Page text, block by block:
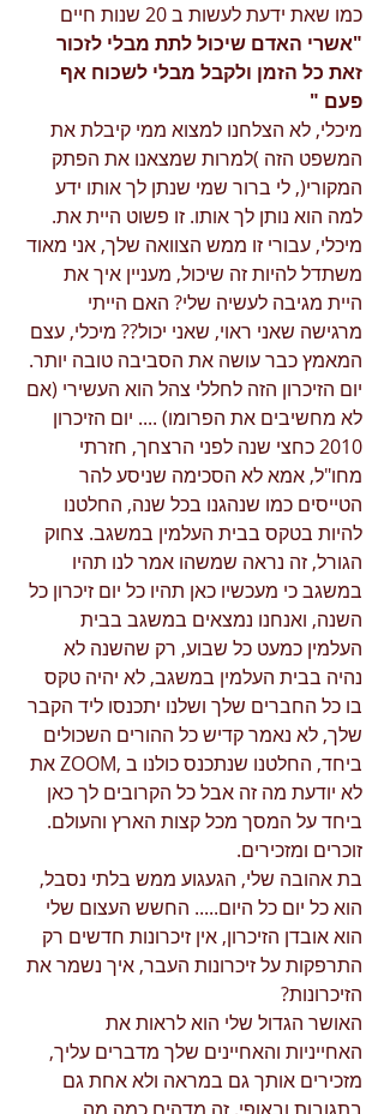
כמו שאת ידעת לעשות ב 20 שנות חיים
"אשרי האדם שיכול לתת מבלי לזכור
זאת כל הזמן ולקבל מבלי לשכוח אף
פעם "
מיכלי, לא הצלחנו למצוא ממי קיבלת את
המשפט הזה )למרות שמצאנו את הפתק
המקורי(, לי ברור שמי שנתן לך אותו ידע
למה הוא נותן לך אותו. זו פשוט היית את.
מיכלי, עבורי זו ממש הצוואה שלך, אני מאוד
משתדל להיות זה שיכול, מעניין איך את
היית מגיבה לעשיה שלי? האם הייתי
מרגישה שאני ראוי, שאני יכול?? מיכלי, עצם
המאמץ כבר עושה את הסביבה טובה יותר.
יום הזיכרון הזה לחללי צהל הוא העשירי (אם
לא מחשיבים את הפרומו) .... יום הזיכרון
2010 כחצי שנה לפני הרצחך, חזרתי
מחו"ל, אמא לא הסכימה שניסע להר
הטייסים כמו שנהגנו בכל שנה, החלטנו
להיות בטקס בבית העלמין במשגב. צחוק
הגורל, זה נראה שמשהו אמר לנו תהיו
במשגב כי מעכשיו כאן תהיו כל יום זיכרון כל
השנה, ואנחנו נמצאים במשגב בבית
העלמין כמעט כל שבוע, רק שהשנה לא
נהיה בבית העלמין במשגב, לא יהיה טקס
בו כל החברים שלך ושלנו יתכנסו ליד הקבר
שלך, לא נאמר קדיש כל ההורים השכולים
ביחד, החלטנו שנתכנס כולנו ב ,ZOOM את
לא יודעת מה זה אבל כל הקרובים לך כאן
ביחד על המסך מכל קצות הארץ והעולם.
זוכרים ומזכירים.
בת אהובה שלי, הגעגוע ממש בלתי נסבל,
הוא כל יום כל היום..... החשש העצום שלי
הוא אובדן הזיכרון, אין זיכרונות חדשים רק
התרפקות על זיכרונות העבר, איך נשמר את
הזיכרונות?
האושר הגדול שלי הוא לראות את
האחייניות והאחיינים שלך מדברים עליך,
מזכירים אותך גם במראה ולא אחת גם